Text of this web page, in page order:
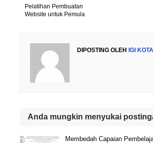
Pelatihan Pembuatan
Website untuk Pemula
DIPOSTING OLEH IGI
Anda mungkin menyukai
Membedah Capaian